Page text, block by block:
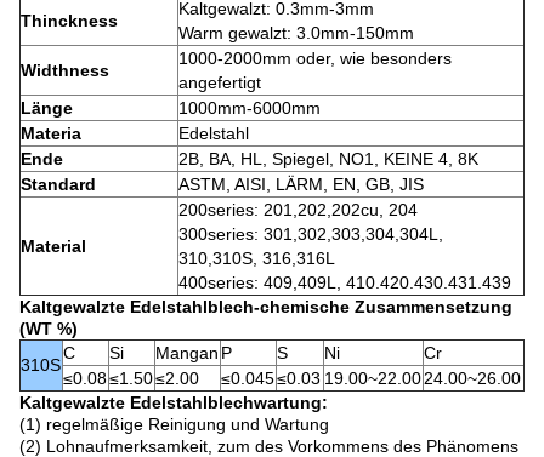
Thinckness
Kaltgewalzt: 0.3mm-3mm
Warm gewalzt: 3.0mm-150mm
Widthness
1000-2000mm oder, wie besonders
angefertigt
Länge
1000mm-6000mm
Materia
Edelstahl
Ende
2B, BA, HL, Spiegel, NO1, KEINE 4, 8K
Standard
ASTM, AISI, LÄRM, EN, GB, JIS
Material
200series: 201,202,202cu, 204
300series: 301,302,303,304,304L,
310,310S, 316,316L
400series: 409,409L, 410.420.430.431.439
Kaltgewalzte Edelstahlblech-chemische Zusammensetzung
(WT %)
310S
C Si Mangan P S Ni
Cr
≤0.08≤1.50≤2.00 ≤0.045≤0.03 19.00~22.0024.00~26.00
Kaltgewalzte Edelstahlblechwartung:
(1) regelmäßige Reinigung und Wartung
(2) Lohnaufmerksamkeit, zum des Vorkommens des Phänomens